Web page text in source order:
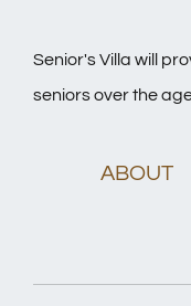
Senior's Villa will
seniors over the
ABOUT